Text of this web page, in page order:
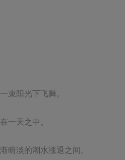
束阳光下飞舞。
一天之中。
暗淡的潮水涨退之间。